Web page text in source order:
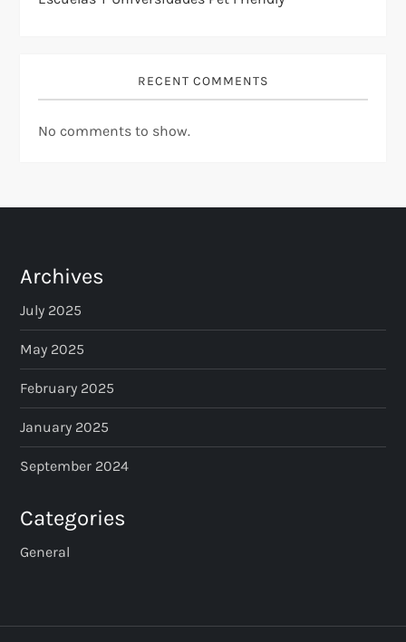
RECENT COMMENTS
No comments to show.
Archives
July 2025
May 2025
February 2025
January 2025
September 2024
Categories
General